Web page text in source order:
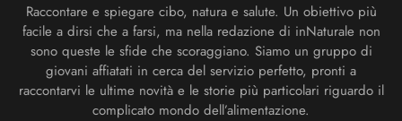
Raccontare e spiegare cibo, natura e salute. Un obiettivo più
facile a dirsi che a farsi, ma nella redazione di inNaturale non
sono queste le sfide che scoraggiano. Siamo un gruppo di
giovani affiatati in cerca del servizio perfetto, pronti a
raccontarvi le ultime novità e le storie più particolari riguardo il
complicato mondo dell’alimentazione.